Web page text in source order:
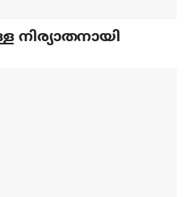
നിര്യാതനായി